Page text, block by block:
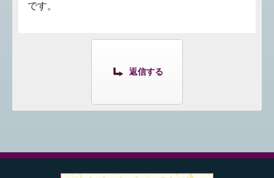
です。
返信する